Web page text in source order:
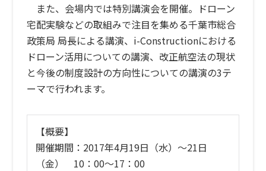
また、会場内では特別講演会を開催。ドローン
宅配実験などの取組みで注目を集める千葉市総合
政策局 局長による講演、i-Constructionにおける
ドローン活用についての講演、改正航空法の現状
と今後の制度設計の方向性についての講演の3テ
ーマで行われます。
【概要】
開催期間：2017年4月19日（水）〜21日
（金） 10：00〜17：00